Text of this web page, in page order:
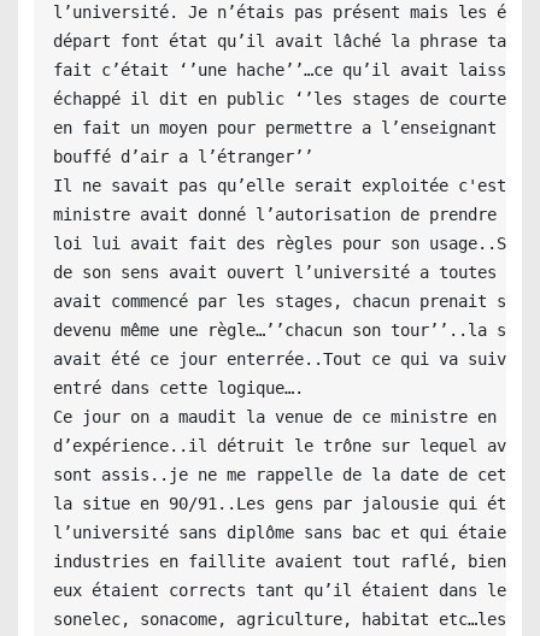
l’université. Je n’étais pas présent mais les
départ font état qu’il avait lâché la phrase tant
fait c’était ‘’une hache’’…ce qu’il avait laissé
échappé il dit en public ‘’les stages de courtes
en fait un moyen pour permettre a l’enseignant de
bouffé d’air a l’étranger’’
Il ne savait pas qu’elle serait exploitée c'est-à-
ministre avait donné l’autorisation de prendre une
loi lui avait fait des règles pour son usage..Sa
de son sens avait ouvert l’université a toutes les
avait commencé par les stages, chacun prenait
devenu même une règle…’’chacun son tour’’..la
avait été ce jour enterrée..Tout ce qui va suivre
entré dans cette logique….
Ce jour on a maudit la venue de ce ministre en
d’expérience..il détruit le trône sur lequel avec
sont assis..je ne me rappelle de la date de cette
la situe en 90/91..Les gens par jalousie qui était
l’université sans diplôme sans bac et qui étaient
industries en faillite avaient tout raflé, bien
eux étaient corrects tant qu’il étaient dans les
sonelec, sonacome, agriculture, habitat etc…les